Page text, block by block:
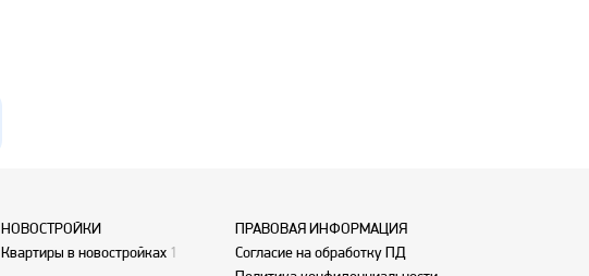
НОВОСТРОЙКИ
Квартиры в новостройках 1
ПРАВОВАЯ ИНФОРМАЦИЯ
Согласие на обработку ПД